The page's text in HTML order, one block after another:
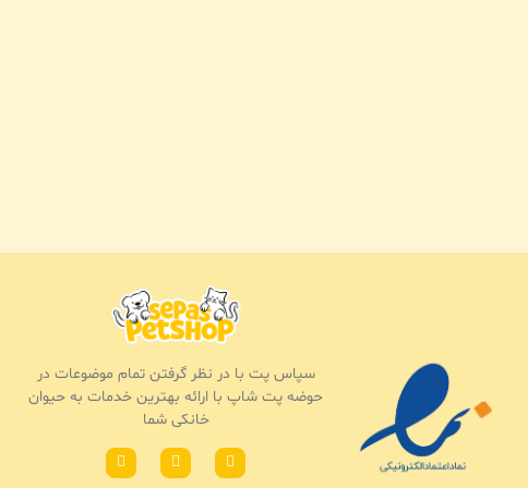
سپاس پت با در نظر گرفتن تمام موضوعات در
حوضه پت شاپ با ارائه بهترین خدمات به حیوان
خانکی شما